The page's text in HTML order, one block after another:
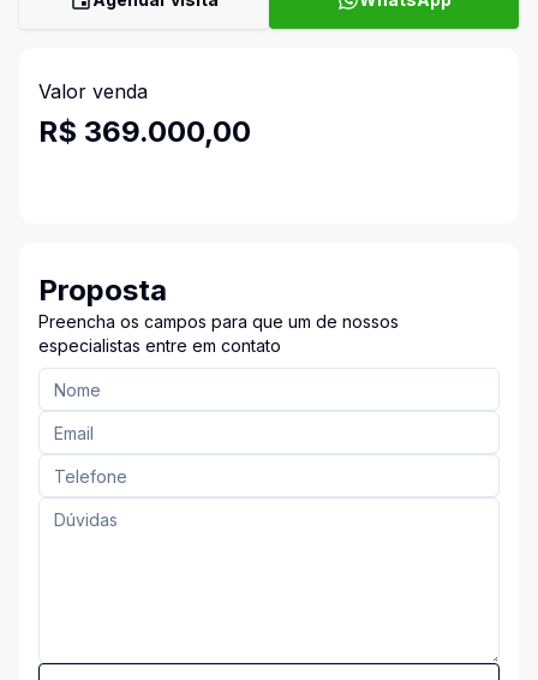
Valor venda
R$ 369.000,00
Proposta
Preencha os campos para que um de nossos
especialistas entre em contato